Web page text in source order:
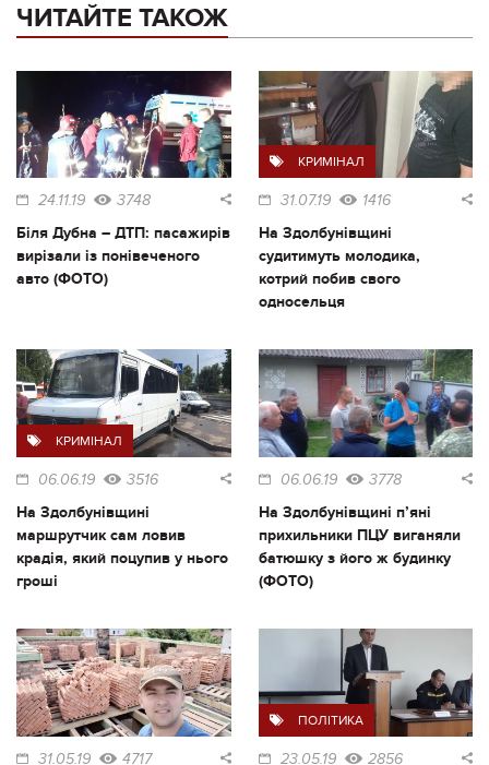
ЧИТАЙТЕ ТАКОЖ
24.11.19 3748
Біля Дубна – ДТП: пасажирів
вирізали із понівеченого
авто (ФОТО)
КРИМІНАЛ
31.07.19 1416
На Здолбунівщині
судитимуть молодика,
котрий побив свого
односельця
КРИМІНАЛ
06.06.19 3516
На Здолбунівщині
маршрутчик сам ловив
крадія, який поцупив у нього
гроші
06.06.19 3778
На Здолбунівщині п’яні
прихильники ПЦУ виганяли
батюшку з його ж будинку
(ФОТО)
31.05.19 4717
ПОЛІТИКА
23.05.19 2856